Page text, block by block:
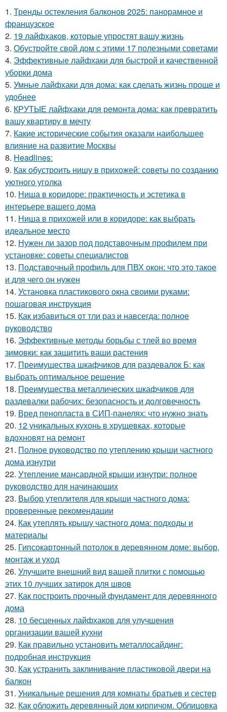
1. Тренды остекления балконов 2025: панорамное и
французское
2. 19 лайфхаков, которые упростят вашу жизнь
3. Обустройте свой дом с этими 17 полезными советами
4. Эффективные лайфхаки для быстрой и качественной
уборки дома
5. Умные лайфхаки для дома: как сделать жизнь проще и
удобнее
6. КРУТЫЕ лайфхаки для ремонта дома: как превратить
вашу квартиру в мечту
7. Какие исторические события оказали наибольшее
влияние на развитие Москвы
8. Headlines:
9. Как обустроить нишу в прихожей: советы по созданию
уютного уголка
10. Ниша в коридоре: практичность и эстетика в
интерьере вашего дома
11. Ниша в прихожей или в коридоре: как выбрать
идеальное место
12. Нужен ли зазор под подставочным профилем при
установке: советы специалистов
13. Подставочный профиль для ПВХ окон: что это такое
и для чего он нужен
14. Установка пластикового окна своими руками:
пошаговая инструкция
15. Как избавиться от тли раз и навсегда: полное
руководство
16. Эффективные методы борьбы с тлей во время
зимовки: как защитить ваши растения
17. Преимущества шкафчиков для раздевалок Б: как
выбрать оптимальное решение
18. Преимущества металлических шкафчиков для
раздевалки рабочих: безопасность и долговечность
19. Вред пенопласта в СИП-панелях: что нужно знать
20. 12 уникальных кухонь в хрущевках, которые
вдохновят на ремонт
21. Полное руководство по утеплению крыши частного
дома изнутри
22. Утепление мансардной крыши изнутри: полное
руководство для начинающих
23. Выбор утеплителя для крыши частного дома:
проверенные рекомендации
24. Как утеплять крышу частного дома: подходы и
материалы
25. Гипсокартонный потолок в деревянном доме: выбор,
монтаж и уход
26. Улучшите внешний вид вашей плитки с помощью
этих 10 лучших затирок для швов
27. Как построить прочный фундамент для деревянного
дома
28. 10 бесценных лайфхаков для улучшения
организации вашей кухни
29. Как правильно установить металлосайдинг:
подробная инструкция
30. Как устранить заклинивание пластиковой двери на
балкон
31. Уникальные решения для комнаты братьев и сестер
32. Как обложить деревянный дом кирпичом. Облицовка